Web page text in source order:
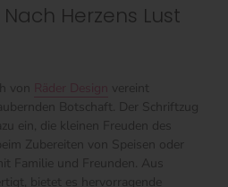
Herzens Lust
von Räder Design
vereint
Botschaft. Der Schriftzug
ein, die kleinen Freuden des
Zubereiten von Speisen oder
Familie und Freunden. Aus
bietet es hervorragende